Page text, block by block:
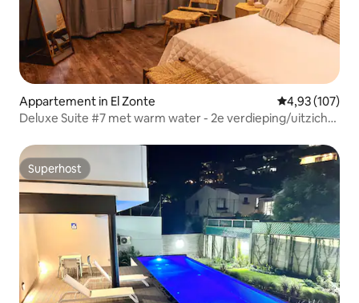
Appartement in El Zonte Gemiddelde
4,93 (107)
Deluxe Suite #7 met warm water - 2e verdieping/uitzicht
Superhost
Superhost